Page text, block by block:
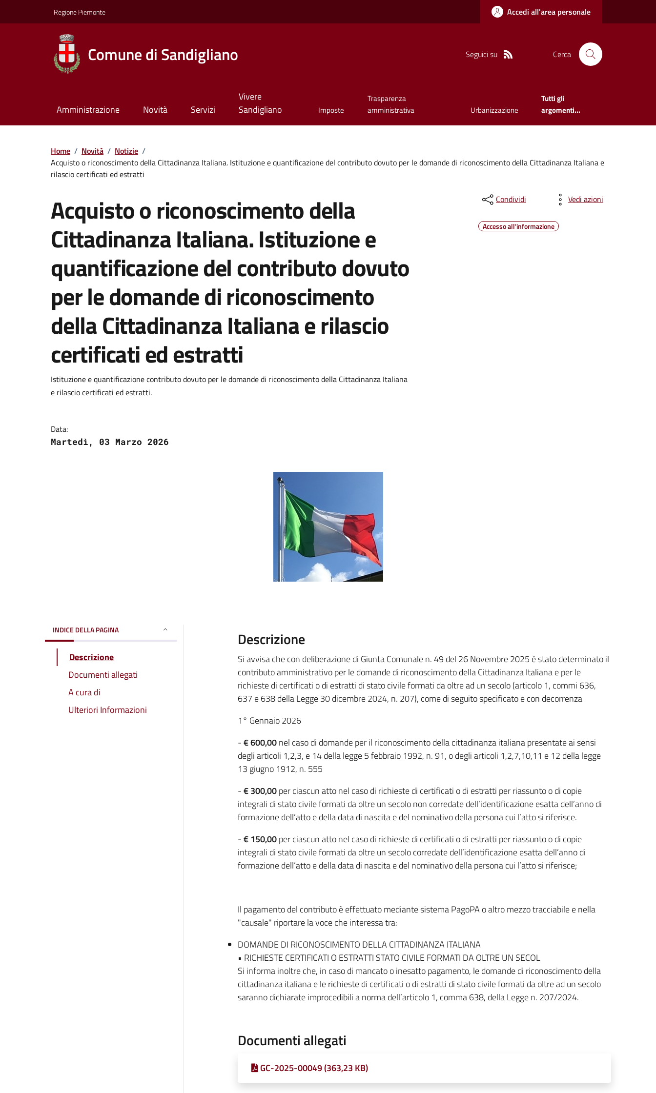
Regione Piemonte Accedi all'area personale
Comune di Sandigliano Seguici su Cerca
Amministrazione Novità Servizi
Vivere
Sandigliano
Imposte
Trasparenza
amministrativa
Urbanizzazione
Tutti gli
argomenti...
Home / Novità / Notizie /
Acquisto o riconoscimento della Cittadinanza Italiana. Istituzione e quantificazione del contributo dovuto per le domande di riconoscimento della Cittadinanza Italiana e
rilascio certificati ed estratti
Acquisto o riconoscimento della
Cittadinanza Italiana. Istituzione e
quantificazione del contributo dovuto
per le domande di riconoscimento
della Cittadinanza Italiana e rilascio
certificati ed estratti
Istituzione e quantificazione contributo dovuto per le domande di riconoscimento della Cittadinanza Italiana
e rilascio certificati ed estratti.
Data:
Martedì, 03 Marzo 2026
Condividi Vedi azioni
Accesso all'informazione
INDICE DELLA PAGINA
Descrizione
Documenti allegati
A cura di
Ulteriori Informazioni
Descrizione
Si avvisa che con deliberazione di Giunta Comunale n. 49 del 26 Novembre 2025 è stato determinato il
contributo amministrativo per le domande di riconoscimento della Cittadinanza Italiana e per le
richieste di certificati o di estratti di stato civile formati da oltre ad un secolo (articolo 1, commi 636,
637 e 638 della Legge 30 dicembre 2024, n. 207), come di seguito specificato e con decorrenza
1° Gennaio 2026
-€ 600,00nel caso di domande per il riconoscimento della cittadinanza italiana presentate ai sensi
degli articoli 1,2,3, e 14 della legge 5 febbraio 1992, n. 91, o degli articoli 1,2,7,10,11 e 12 della legge
13 giugno 1912, n. 555
-€ 300,00per ciascun atto nel caso di richieste di certificati o di estratti per riassunto o di copie
integrali di stato civile formati da oltre un secolo non corredate dell’identificazione esatta dell’anno di
formazione dell’atto e della data di nascita e del nominativo della persona cui l’atto si riferisce.
-€ 150,00per ciascun atto nel caso di richieste di certificati o di estratti per riassunto o di copie
integrali di stato civile formati da oltre un secolo corredate dell’identificazione esatta dell’anno di
formazione dell’atto e della data di nascita e del nominativo della persona cui l’atto si riferisce;
Il pagamento del contributo è effettuato mediante sistema PagoPA o altro mezzo tracciabile e nella
"causale" riportare la voce che interessa tra:
DOMANDE DI RICONOSCIMENTO DELLA CITTADINANZA ITALIANA
• RICHIESTE CERTIFICATI O ESTRATTI STATO CIVILE FORMATI DA OLTRE UN SECOL
Si informa inoltre che, in caso di mancato o inesatto pagamento, le domande di riconoscimento della
cittadinanza italiana e le richieste di certificati o di estratti di stato civile formati da oltre ad un secolo
saranno dichiarate improcedibili a norma dell’articolo 1, comma 638, della Legge n. 207/2024.
Documenti allegati
GC-2025-00049 (363,23 KB)